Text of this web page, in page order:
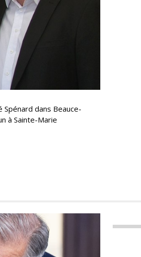
Spénard dans Beauce-
à Sainte-Marie